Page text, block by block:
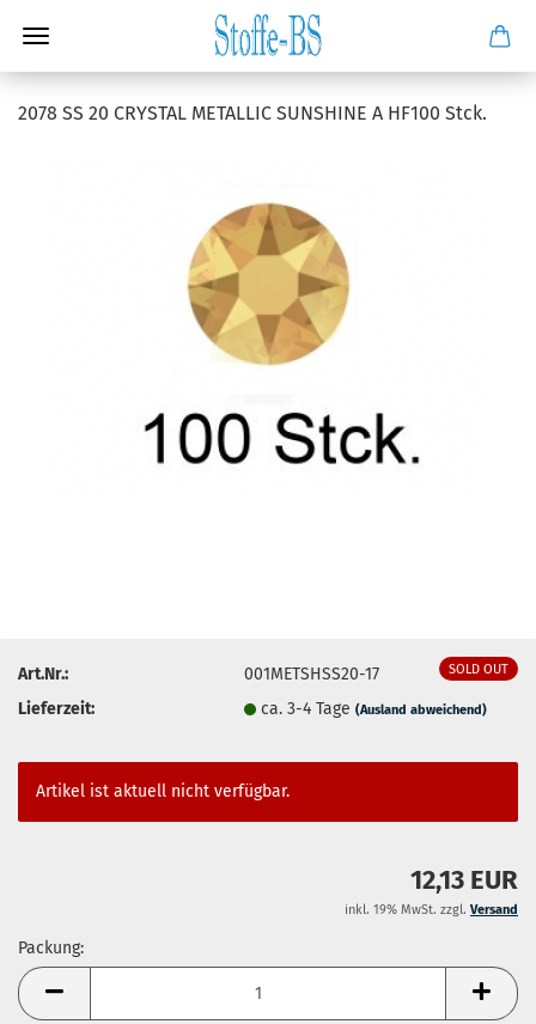
2078 SS 20 CRYSTAL METALLIC SUNSHINE A HF100 Stck.
SOLD OUT
Art.Nr.:
001METSHSS20-17
Lieferzeit:
ca. 3-4 Tage(Ausland abweichend)
Artikel ist aktuell nicht verfügbar.
12,13 EUR
inkl. 19% MwSt. zzgl. Versand
Packung:
Packung